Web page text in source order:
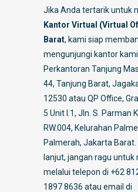
Jika Anda tertarik untuk
Kantor Virtual (Virtual
Barat, kami siap
mengunjungi kantor kami
Perkantoran Tanjung
44, Tanjung Barat,
12530 atau QP Office,
5 Unit I.1, Jln. S. Parman
RW.004, Kelurahan
Palmerah, Jakarta
lanjut, jangan ragu
melalui telepon di +62
1897 8636 atau email di